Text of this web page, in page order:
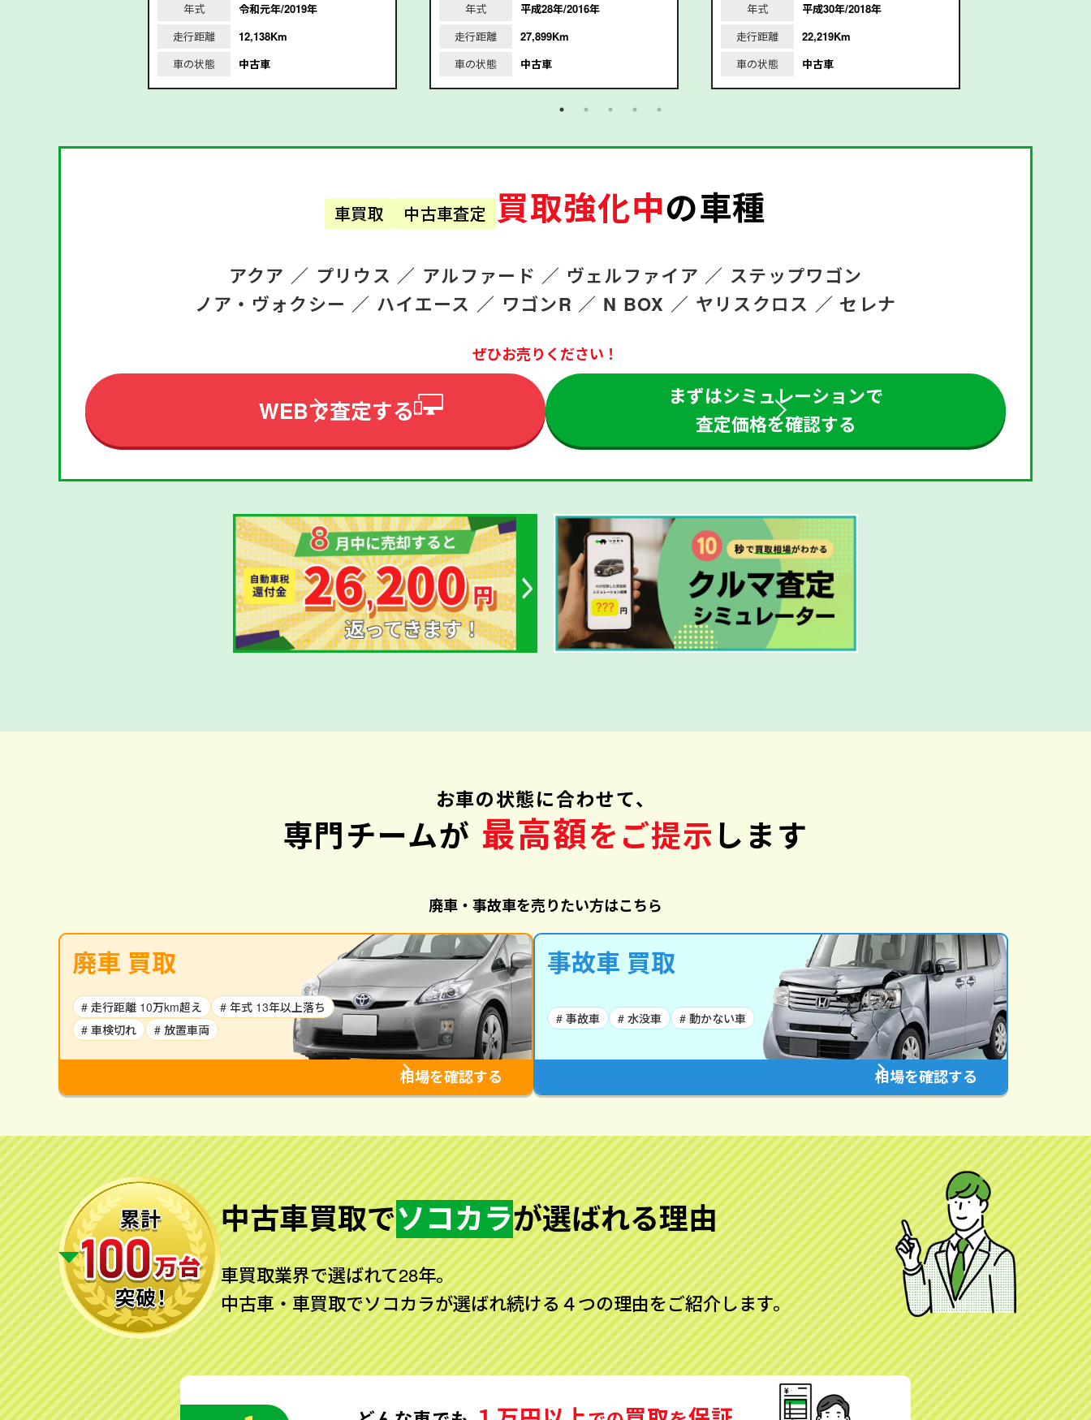
年式
令和元年/2019年
走行距離
12,138Km
車の状態
中古車
年式
平成28年/2016年
走行距離
27,899Km
車の状態
中古車
年式
平成30年/2018年
走行距離
22,219Km
車の状態
中古車
車買取 中古車査定 買取強化中の車種
アクア ／ プリウス ／ アルファード ／ ヴェルファイア ／ ステップワゴン
ノア・ヴォクシー ／ ハイエース ／ ワゴンR ／ N BOX ／ ヤリスクロス ／ セレナ
ぜひお売りください！
WEBで査定する
まずはシミュレーションで
査定価格を確認する
お車の状態に合わせて、
専門チームが 最高額をご提示します
廃車・事故車を売りたい方はこちら
廃車 買取
# 走行距離 10万km超え
# 年式 13年以上落ち
# 車検切れ
# 放置車両
相場を確認する
事故車 買取
# 事故車 # 水没車 # 動かない車
相場を確認する
中古車買取でソコカラが選ばれる理由
車買取業界で選ばれて28年。
中古車・車買取でソコカラが選ばれ続ける４つの理由をご紹介します。